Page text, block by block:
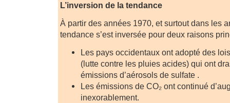
L’inversion de la tendance
À partir des années 1970, et surtout dans les
tendance s’est inversée pour deux raisons
Les pays occidentaux ont adopté des
(lutte contre les pluies acides) qui ont
émissions d’aérosols de sulfate .
Les émissions de CO₂ ont continué
inexorablement.